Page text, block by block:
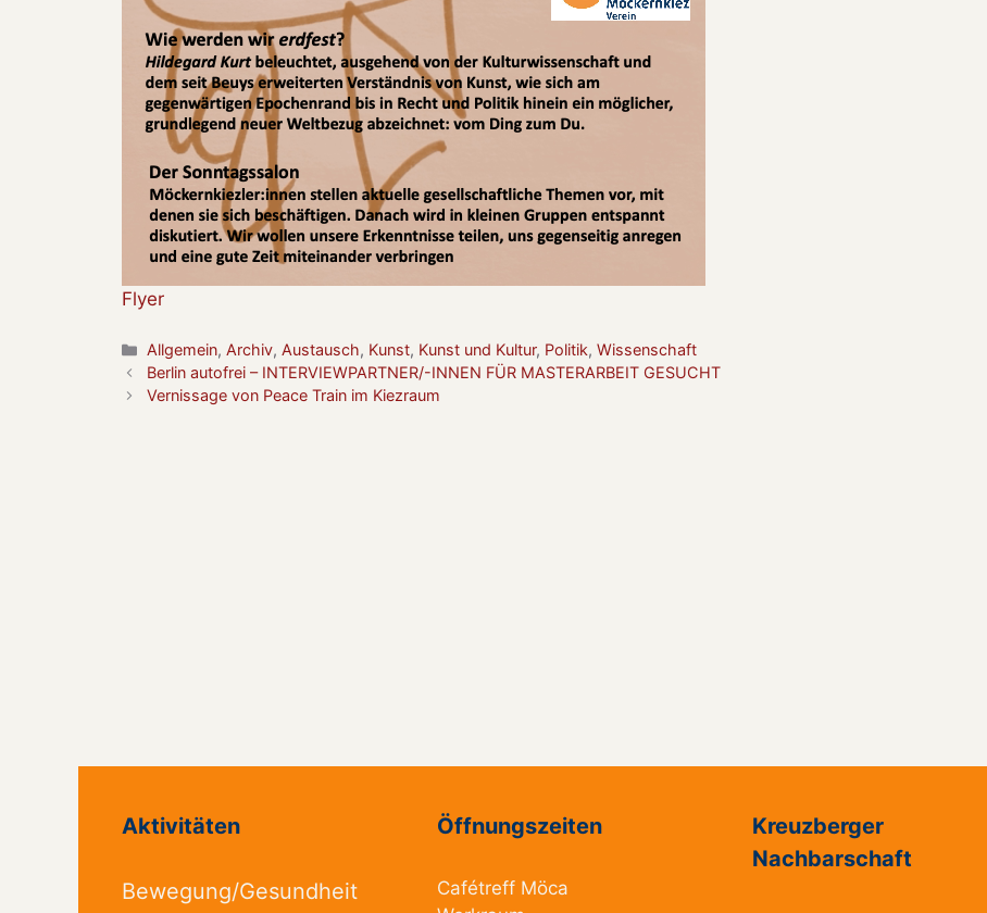
Flyer
Kategorien
Allgemein, Archiv, Austausch, Kunst, Kunst und Kultur, Politik,Wissenschaft
Berlin autofrei – INTERVIEWPARTNER/-INNEN FÜR MASTERARBEIT GESUCHT
Vernissage von Peace Train im Kiezraum
Aktivitäten
Bewegung/Gesundheit
Öffnungszeiten
Cafétreff Möca
Kreuzberger
Nachbarschaft